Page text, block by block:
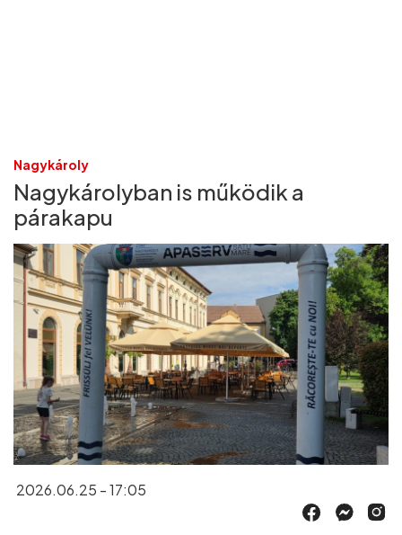
Nagykároly
Nagykárolyban is működik a
párakapu
2026.06.25 - 17:05